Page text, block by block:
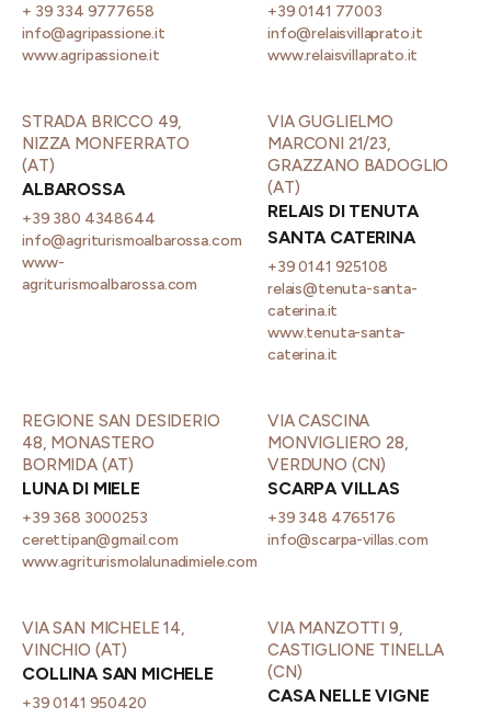
+ 39 334 9777658
info@agripassione.it
www.agripassione.it
+39 0141 77003
info@relaisvillaprato.it
www.relaisvillaprato.it
STRADA BRICCO 49,
NIZZA MONFERRATO
(AT)
ALBAROSSA
+39 380 4348644
info@agriturismoalbarossa.com
www-
agriturismoalbarossa.com
VIA GUGLIELMO
MARCONI 21/23,
GRAZZANO BADOGLIO
(AT)
RELAIS DI TENUTA
SANTA CATERINA
+39 0141 925108
relais@tenuta-santa-
caterina.it
www.tenuta-santa-
caterina.it
REGIONE SAN DESIDERIO
48, MONASTERO
BORMIDA (AT)
LUNA DI MIELE
+39 368 3000253
cerettipan@gmail.com
www.agriturismolalunadimiele.com
VIA CASCINA
MONVIGLIERO 28,
VERDUNO (CN)
SCARPA VILLAS
+39 348 4765176
info@scarpa-villas.com
VIA SAN MICHELE 14,
VINCHIO (AT)
COLLINA SAN MICHELE
+39 0141 950420
VIA MANZOTTI 9,
CASTIGLIONE TINELLA
(CN)
CASA NELLE VIGNE